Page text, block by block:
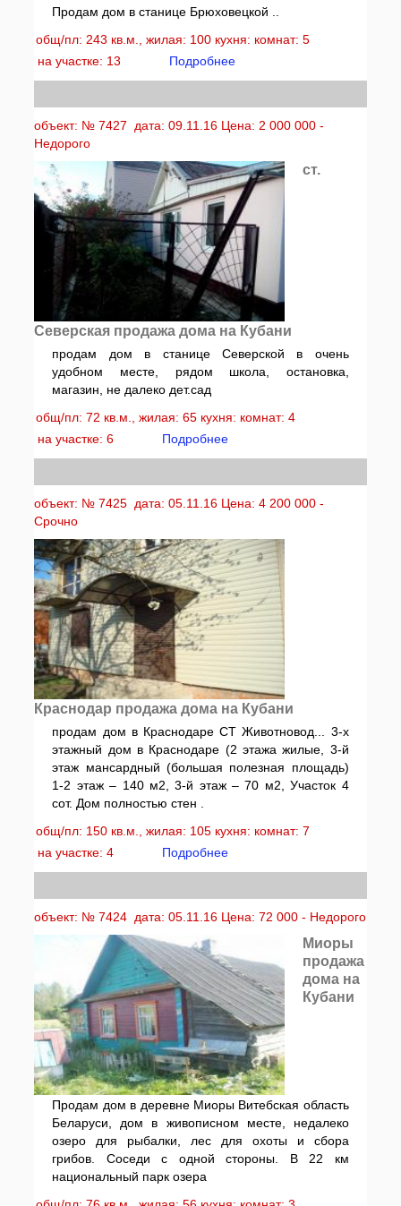
Продам дом в станице Брюховецкой ..
общ/пл: 243 кв.м., жилая: 100 кухня: комнат: 5
на участке: 13
Подробнее
объект: № 7427 дата: 09.11.16 Цена: 2 000 000 -
Недорого
ст.
Северская продажа дома на Кубани
продам дом в станице Северской в очень
удобном месте, рядом школа, остановка,
магазин, не далеко дет.сад
общ/пл: 72 кв.м., жилая: 65 кухня: комнат: 4
на участке: 6
Подробнее
объект: № 7425 дата: 05.11.16 Цена: 4 200 000 -
Срочно
Краснодар продажа дома на Кубани
продам дом в Краснодаре СТ Животновод... 3-х
этажный дом в Краснодаре (2 этажа жилые, 3-й
этаж мансардный (большая полезная площадь)
1-2 этаж – 140 м2, 3-й этаж – 70 м2, Участок 4
сот. Дом полностью стен .
общ/пл: 150 кв.м., жилая: 105 кухня: комнат: 7
на участке: 4
Подробнее
объект: № 7424 дата: 05.11.16 Цена: 72 000 - Недорого
Миоры
продажа
дома на
Кубани
Продам дом в деревне Миоры Витебская область
Беларуси, дом в живописном месте, недалеко
озеро для рыбалки, лес для охоты и сбора
грибов. Соседи с одной стороны. В 22 км
национальный парк озера